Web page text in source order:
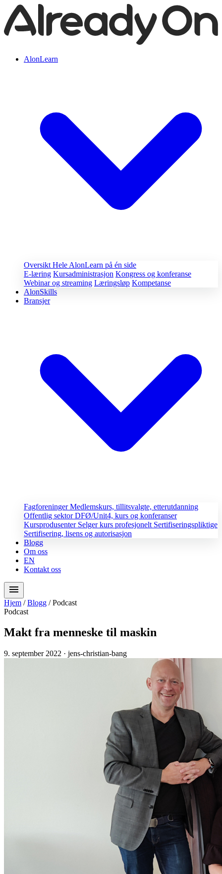
AlonLearn
Oversikt Hele AlonLearn på én side
E-læring Kursadministrasjon Kongress og konferanse
Webinar og streaming Læringsløp Kompetanse
AlonSkills
Bransjer
FagforeningerMedlemskurs, tillitsvalgte, etterutdanning
Offentlig sektorDFØ/Unit4, kurs og konferanser
Kursprodusenter Selger kurs profesjonelt Sertifiseringspliktige
Sertifisering, lisens og autorisasjon
Blogg
Om oss
EN
Kontakt oss
menu
Hjem / Blogg / Podcast
Podcast
Makt fra menneske til maskin
9. september 2022 · jens-christian-bang